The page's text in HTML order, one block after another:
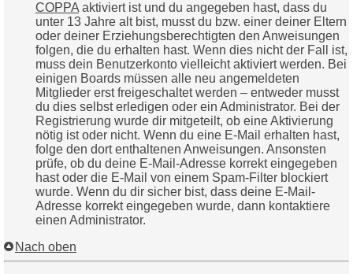
COPPA aktiviert ist und du angegeben hast, dass du
unter 13 Jahre alt bist, musst du bzw. einer deiner Eltern
oder deiner Erziehungsberechtigten den Anweisungen
folgen, die du erhalten hast. Wenn dies nicht der Fall ist,
muss dein Benutzerkonto vielleicht aktiviert werden. Bei
einigen Boards müssen alle neu angemeldeten
Mitglieder erst freigeschaltet werden – entweder musst
du dies selbst erledigen oder ein Administrator. Bei der
Registrierung wurde dir mitgeteilt, ob eine Aktivierung
nötig ist oder nicht. Wenn du eine E-Mail erhalten hast,
folge den dort enthaltenen Anweisungen. Ansonsten
prüfe, ob du deine E-Mail-Adresse korrekt eingegeben
hast oder die E-Mail von einem Spam-Filter blockiert
wurde. Wenn du dir sicher bist, dass deine E-Mail-
Adresse korrekt eingegeben wurde, dann kontaktiere
einen Administrator.
Nach oben